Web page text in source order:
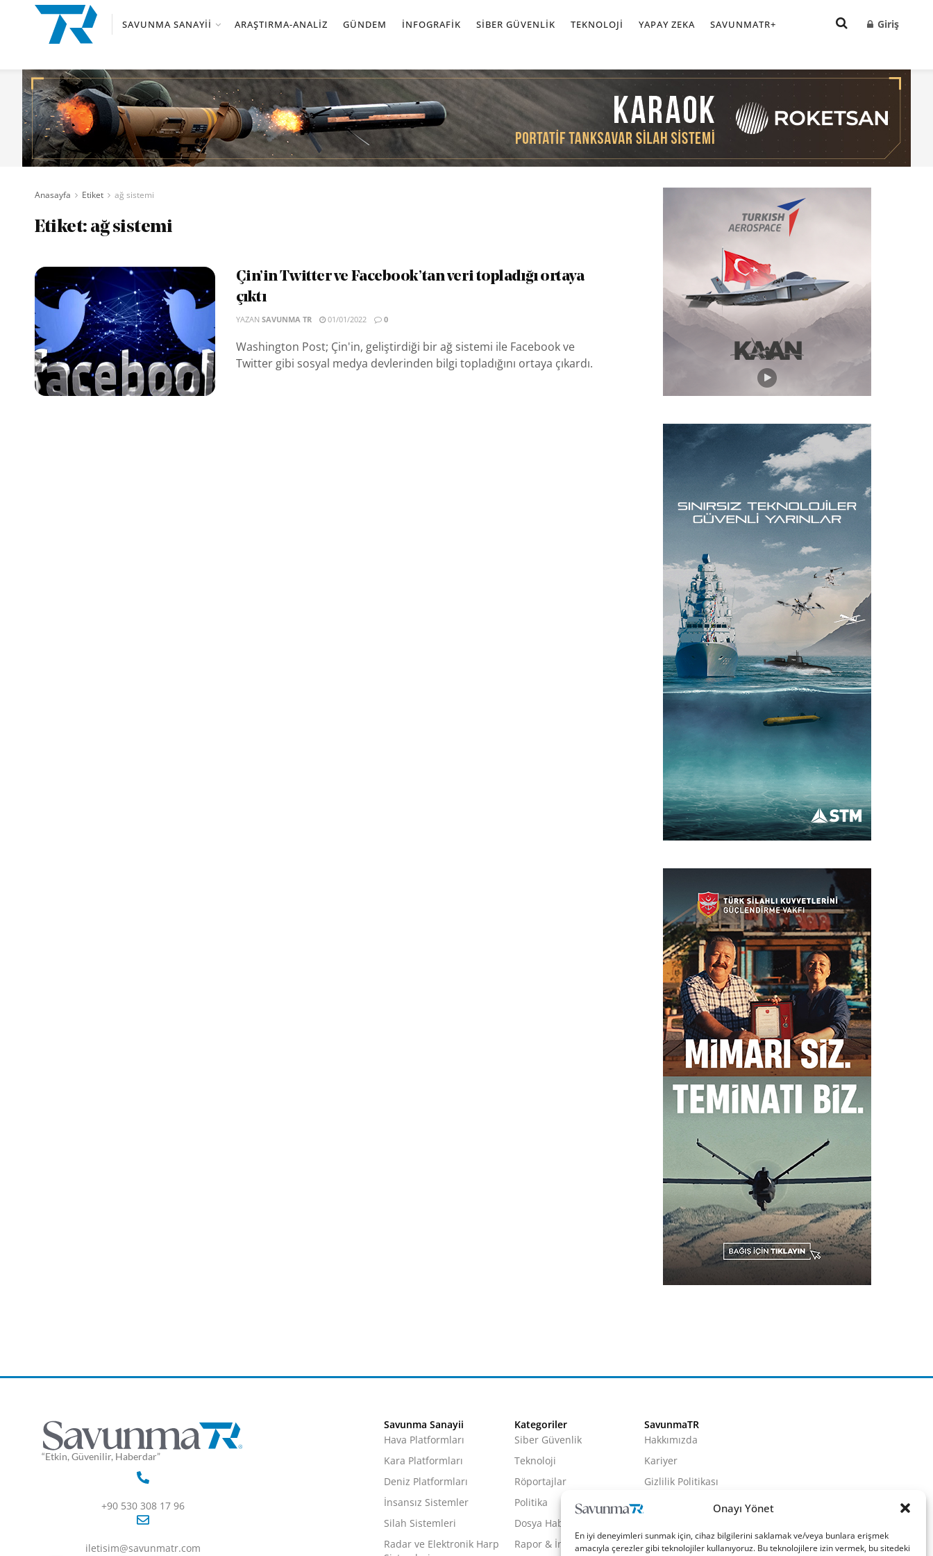
Onayı Yönet
En iyi deneyimleri sunmak için, cihaz bilgilerini saklamak ve/veya bunlara erişmek
amacıyla çerezler gibi teknolojiler kullanıyoruz. Bu teknolojilere izin vermek, bu sitedeki
SAVUNMA SANAYII ARAŞTIRMA-ANALIZ GÜNDEM İNFOGRAFIK SIBER GÜVENLIK TEKNOLOJI YAPAY ZEKA SAVUNMATR+ Giriş
Anasayfa Etiket ağ sistemi
Etiket: ağ sistemi
Çin’in Twitter ve Facebook’tan veri topladığı ortaya
çıktı
YAZAN SAVUNMA TR 01/01/2022 0
Washington Post; Çin'in, geliştirdiği bir ağ sistemi ile Facebook ve
Twitter gibi sosyal medya devlerinden bilgi topladığını ortaya çıkardı.
“Etkin, Güvenilir, Haberdar”
+90 530 308 17 96
iletisim@savunmatr.com
Savunma Sanayii
Hava Platformları
Kara Platformları
Deniz Platformları
İnsansız Sistemler
Silah Sistemleri
Radar ve Elektronik Harp
Kategoriler
Siber Güvenlik
Teknoloji
Röportajlar
Politika
Dosya Haber
Rapor & İnfografik
SavunmaTR
Hakkımızda
Kariyer
Gizlilik Politikası